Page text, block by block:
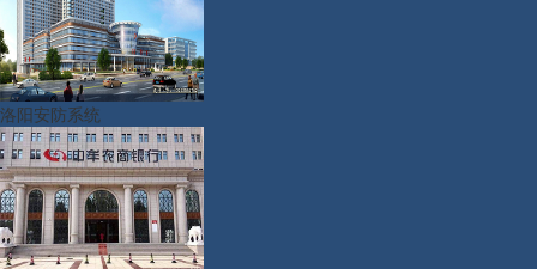
洛阳安防系统